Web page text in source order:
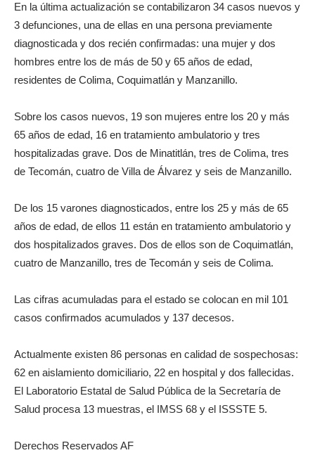
En la última actualización se contabilizaron 34 casos nuevos y
3 defunciones, una de ellas en una persona previamente
diagnosticada y dos recién confirmadas: una mujer y dos
hombres entre los de más de 50 y 65 años de edad,
residentes de Colima, Coquimatlán y Manzanillo.
Sobre los casos nuevos, 19 son mujeres entre los 20 y más
65 años de edad, 16 en tratamiento ambulatorio y tres
hospitalizadas grave. Dos de Minatitlán, tres de Colima, tres
de Tecomán, cuatro de Villa de Álvarez y seis de Manzanillo.
De los 15 varones diagnosticados, entre los 25 y más de 65
años de edad, de ellos 11 están en tratamiento ambulatorio y
dos hospitalizados graves. Dos de ellos son de Coquimatlán,
cuatro de Manzanillo, tres de Tecomán y seis de Colima.
Las cifras acumuladas para el estado se colocan en mil 101
casos confirmados acumulados y 137 decesos.
Actualmente existen 86 personas en calidad de sospechosas:
62 en aislamiento domiciliario, 22 en hospital y dos fallecidas.
El Laboratorio Estatal de Salud Pública de la Secretaría de
Salud procesa 13 muestras, el IMSS 68 y el ISSSTE 5.
Derechos Reservados AF